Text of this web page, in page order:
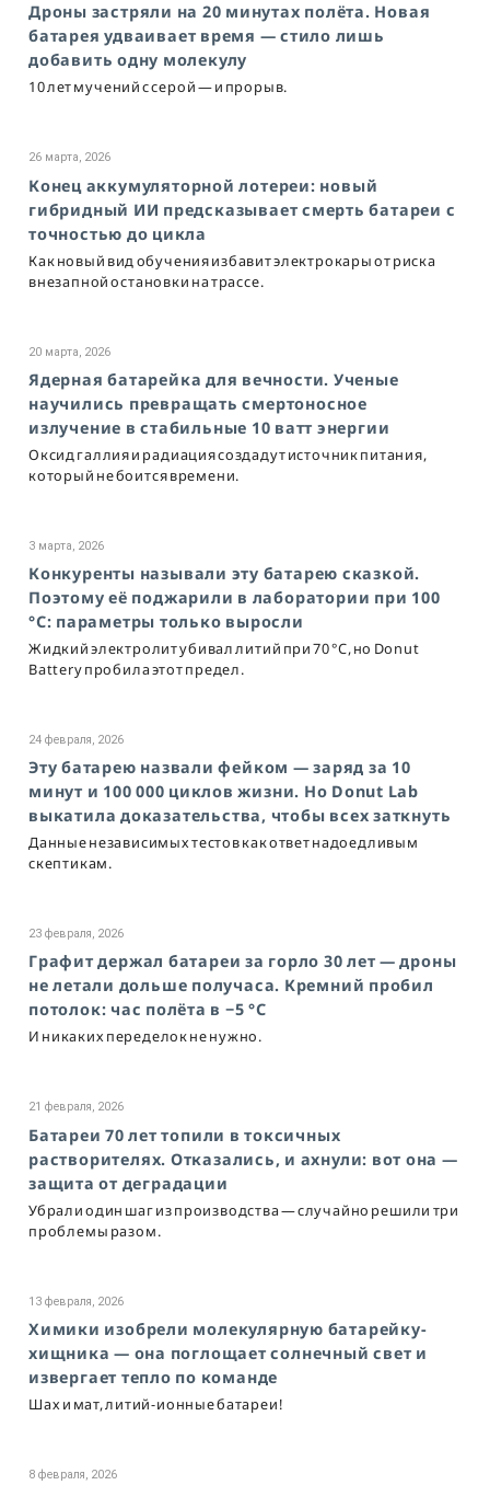
Дроны застряли на 20 минутах полёта. Новая
батарея удваивает время — стило лишь
добавить одну молекулу
10 лет мучений с серой — и прорыв.
26 марта, 2026
Конец аккумуляторной лотереи: новый
гибридный ИИ предсказывает смерть батареи с
точностью до цикла
Как новый вид обучения избавит электрокары от риска
внезапной остановки на трассе.
20 марта, 2026
Ядерная батарейка для вечности. Ученые
научились превращать смертоносное
излучение в стабильные 10 ватт энергии
Оксид галлия и радиация создадут источник питания,
который не боится времени.
3 марта, 2026
Конкуренты называли эту батарею сказкой.
Поэтому её поджарили в лаборатории при 100
°C: параметры только выросли
Жидкий электролит убивал литий при 70 °C, но Donut
Battery пробила этот предел.
24 февраля, 2026
Эту батарею назвали фейком — заряд за 10
минут и 100 000 циклов жизни. Но Donut Lab
выкатила доказательства, чтобы всех заткнуть
Данные независимых тестов как ответ надоедливым
скептикам.
23 февраля, 2026
Графит держал батареи за горло 30 лет — дроны
не летали дольше получаса. Кремний пробил
потолок: час полёта в −5 °C
И никаких переделок не нужно.
21 февраля, 2026
Батареи 70 лет топили в токсичных
растворителях. Отказались, и ахнули: вот она —
защита от деградации
Убрали один шаг из производства — случайно решили три
проблемы разом.
13 февраля, 2026
Химики изобрели молекулярную батарейку-
хищника — она поглощает солнечный свет и
извергает тепло по команде
Шах и мат, литий-ионные батареи!
8 февраля, 2026